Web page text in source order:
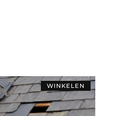
WINKELEN